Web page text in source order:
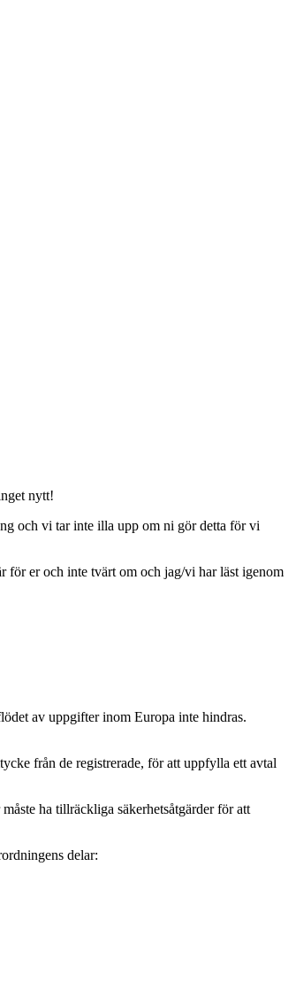
nytt!
och vi tar inte illa upp om ni gör detta för vi
för er och inte tvärt om och jag/vi har läst igenom
av uppgifter inom Europa inte hindras.
från de registrerade, för att uppfylla ett avtal
ha tillräckliga säkerhetsåtgärder för att
delar: